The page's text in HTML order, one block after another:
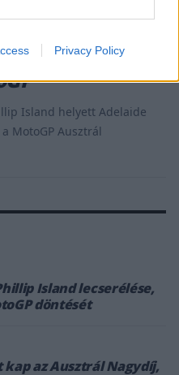
Privacy Policy
lépésre
Island helyett Adelaide
MotoGP Ausztrál
Island lecserélése,
döntését
az Ausztrál Nagydíj,